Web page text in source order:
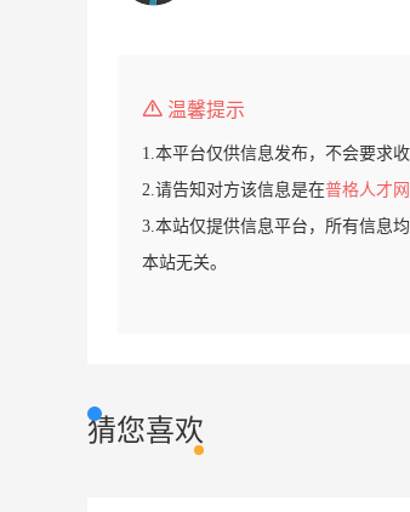
温馨提示
1.本平台仅供信息发布，不会要求
2.请告知对方该信息是在普格人才网
3.本站仅提供信息平台，所有信息
本站无关。
猜您喜欢